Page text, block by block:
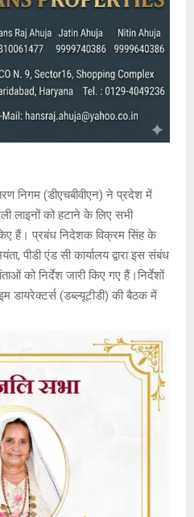
निगम (डीएचबीवीएन) ने प्रदेश में
लाइनों को हटाने के लिए सभी
हैं। प्रबंध निदेशक विक्रम सिंह के
पीडी एंड सी कार्यालय द्वारा इस संबंध
को निर्देश जारी किए गए हैं।निर्देशों
डायरेक्टर्स (डब्ल्यूटीडी) की बैठक में